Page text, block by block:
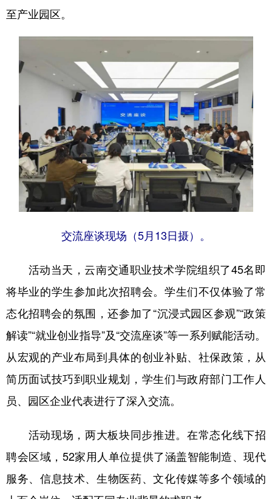
至产业园区。
交流座谈现场（5月13日摄）。
活动当天，云南交通职业技术学院组织了45名即
将毕业的学生参加此次招聘会。学生们不仅体验了常
态化招聘会的氛围，还参加了“沉浸式园区参观”“政策
解读”“就业创业指导”及“交流座谈”等一系列赋能活动。
从宏观的产业布局到具体的创业补贴、社保政策，从
简历面试技巧到职业规划，学生们与政府部门工作人
员、园区企业代表进行了深入交流。
活动现场，两大板块同步推进。在常态化线下招
聘会区域，52家用人单位提供了涵盖智能制造、现代
服务、信息技术、生物医药、文化传媒等多个领域的